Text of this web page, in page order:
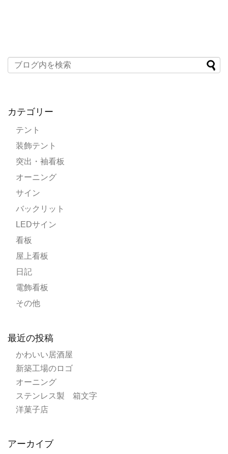
カテゴリー
テント
装飾テント
突出・袖看板
オーニング
サイン
バックリット
LEDサイン
看板
屋上看板
日記
電飾看板
その他
最近の投稿
かわいい居酒屋
新築工場のロゴ
オーニング
ステンレス製 箱文字
洋菓子店
アーカイブ